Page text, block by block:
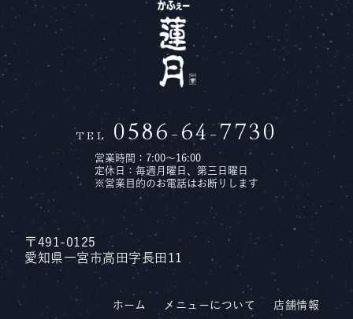
TEL 0586-64-7730
営業時間：7:00〜16:00
定休日：毎週月曜日、第三日曜日
※営業目的のお電話はお断りします
〒491-0125
愛知県一宮市高田字長田11
ホーム メニューについて 店舗情報